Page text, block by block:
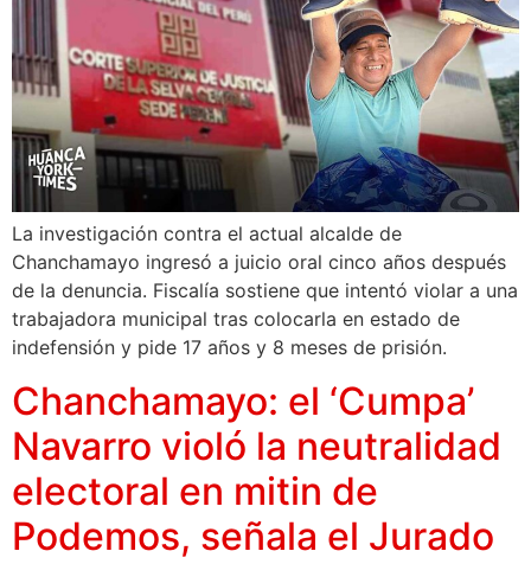
La investigación contra el actual alcalde de
Chanchamayo ingresó a juicio oral cinco años después
de la denuncia. Fiscalía sostiene que intentó violar a una
trabajadora municipal tras colocarla en estado de
indefensión y pide 17 años y 8 meses de prisión.
Chanchamayo: el ‘Cumpa’
Navarro violó la neutralidad
electoral en mitin de
Podemos, señala el Jurado